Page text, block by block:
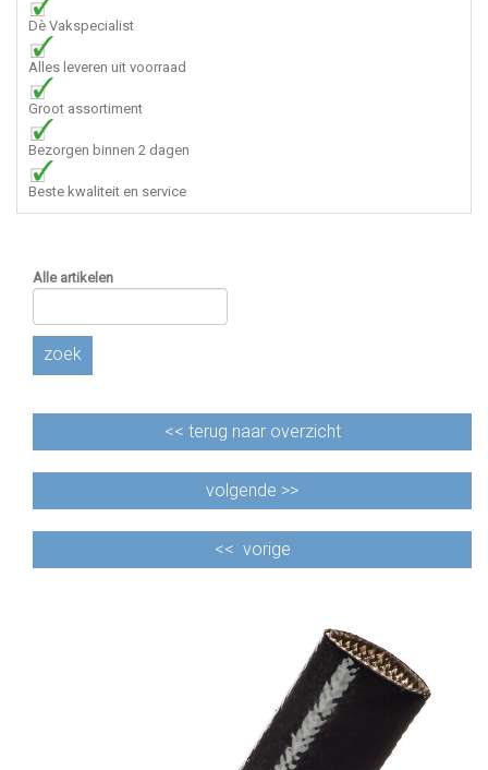
Dè Vakspecialist
Alles leveren uit voorraad
Groot assortiment
Bezorgen binnen 2 dagen
Beste kwaliteit en service
Alle artikelen
zoek
<< terug naar overzicht
volgende >>
<< vorige